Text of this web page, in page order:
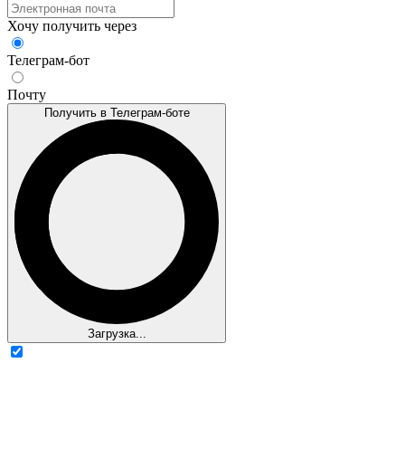
Хочу получить через
Телеграм-бот
Почту
Получить в Телеграм-боте
Загрузка...